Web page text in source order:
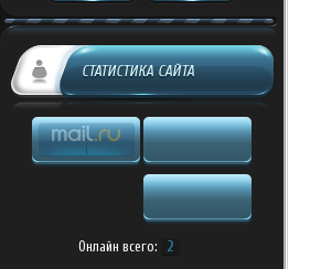
СТАТИСТИКА САЙТА
Онлайн всего: 2